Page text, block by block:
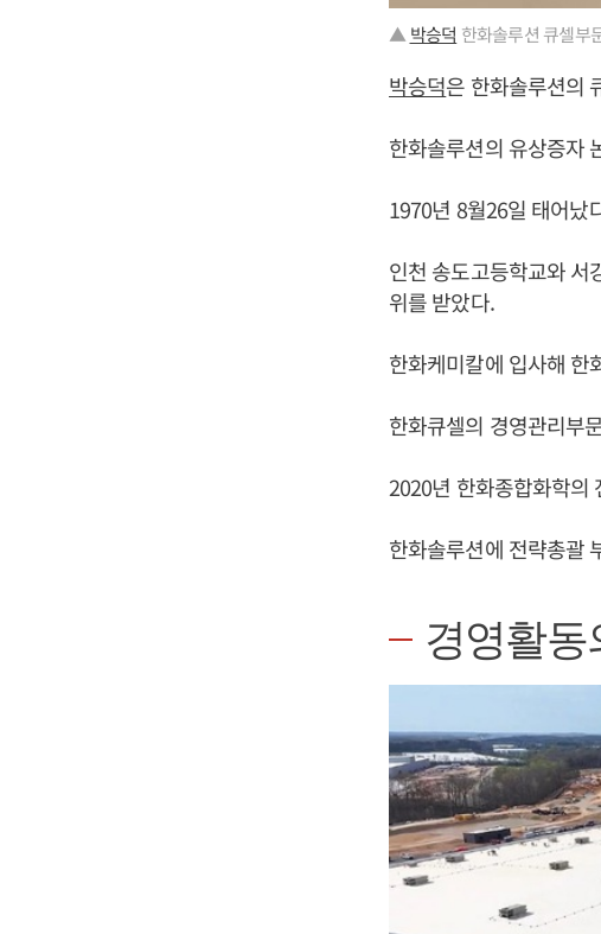
▲ 박승덕 한화솔루션 큐셀부
박승덕은 한화솔루션의
한화솔루션의 유상증자
1970년 8월26일 태어났
인천 송도고등학교와 서
위를 받았다.
한화케미칼에 입사해 한
한화큐셀의 경영관리부
2020년 한화종합화학의
한화솔루션에 전략총괄
경영활동